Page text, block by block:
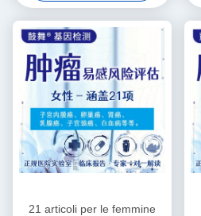
21 articoli per le femmine